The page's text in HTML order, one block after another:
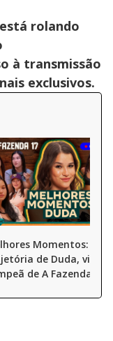
rolando
à transmissão
exclusivos.
Momentos:
de Duda, vice-
de A Fazenda 17